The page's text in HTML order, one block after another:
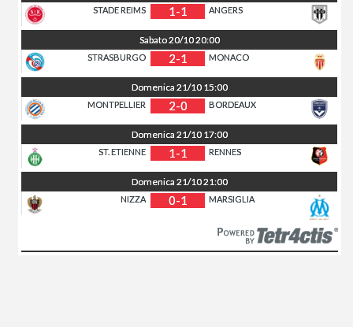
STADE REIMS 1-1 ANGERS
Sabato20/1020:00
STRASBURGO 2-1 MONACO
Domenica 21/10 15:00
MONTPELLIER 2-0 BORDEAUX
Domenica 21/10 17:00
ST. ETIENNE 1-1 RENNES
Domenica 21/1021:00
NIZZA 0-1 MARSIGLIA